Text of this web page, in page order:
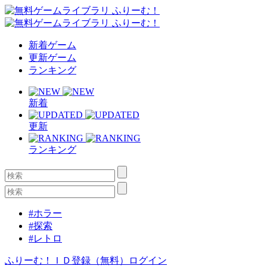
新着ゲーム
更新ゲーム
ランキング
新着
更新
ランキング
#ホラー
#探索
#レトロ
ふりーむ！ＩＤ登録（無料） ログイン